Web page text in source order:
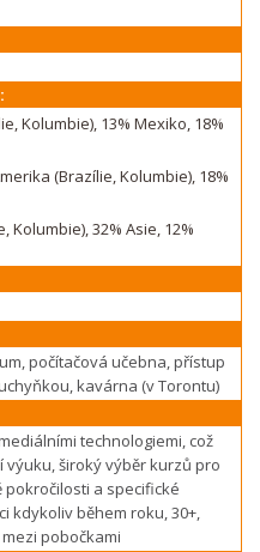
Kolumbie), 13% Mexiko, 18%
(Brazílie, Kolumbie), 18%
Kolumbie), 32% Asie, 12%
počítačová učebna, přístup
kavárna (v Torontu)
technologiemi, což
široký výběr kurzů pro
a specifické
kdykoliv během roku, 30+,
pobočkami